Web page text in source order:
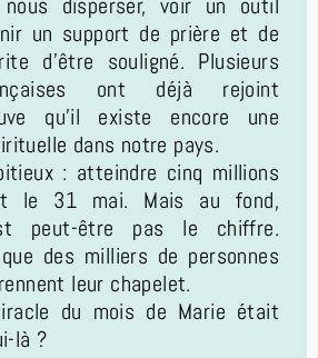
un support de prière et de
d’être souligné. Plusieurs
ont déjà rejoint
qu’il existe encore une
dans notre pays.
: atteindre cinq millions
le 31 mai. Mais au fond,
peut-être pas le chiffre.
des milliers de personnes
leur chapelet.
du mois de Marie était
là ?